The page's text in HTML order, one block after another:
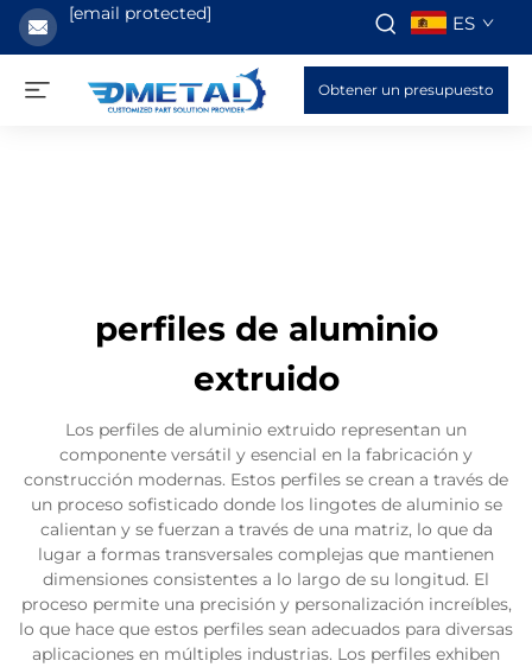
[email protected] ES
Obtener un presupuesto
perfiles de aluminio
extruido
Los perfiles de aluminio extruido representan un
componente versátil y esencial en la fabricación y
construcción modernas. Estos perfiles se crean a través de
un proceso sofisticado donde los lingotes de aluminio se
calientan y se fuerzan a través de una matriz, lo que da
lugar a formas transversales complejas que mantienen
dimensiones consistentes a lo largo de su longitud. El
proceso permite una precisión y personalización increíbles,
lo que hace que estos perfiles sean adecuados para diversas
aplicaciones en múltiples industrias. Los perfiles exhiben